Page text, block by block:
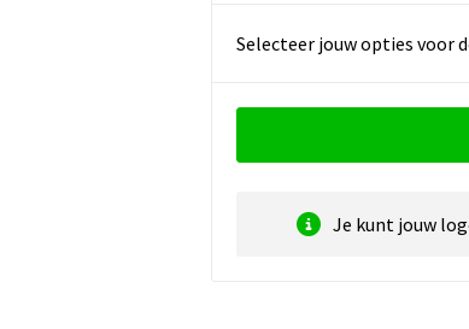
Selecteer jouw opties voor
Je kunt jouw